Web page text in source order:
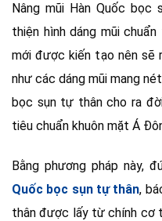
Nâng mũi Hàn Quốc bọc
thiện hình dáng mũi
mới được kiến tạo nên sẽ
như các dáng mũi mang
bọc sụn tự thân cho ra
tiêu chuẩn khuôn mặt Á
Bằng phương pháp này,
Quốc bọc sụn tự thân,
thân được lấy từ chính cơ